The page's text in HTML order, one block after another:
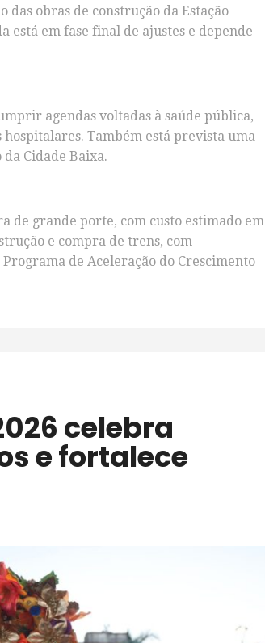
das obras de construção da Estação
está em fase final de ajustes e depende
agendas voltadas à saúde pública,
Também está prevista uma
Cidade Baixa.
de grande porte, com custo estimado em
e compra de trens, com
de Aceleração do Crescimento
e fortalece